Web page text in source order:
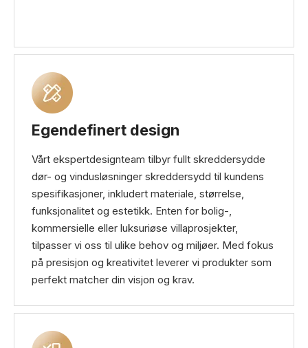
Egendefinert design
Vårt ekspertdesignteam tilbyr fullt skreddersydde
dør- og vindusløsninger skreddersydd til kundens
spesifikasjoner, inkludert materiale, størrelse,
funksjonalitet og estetikk. Enten for bolig-,
kommersielle eller luksuriøse villaprosjekter,
tilpasser vi oss til ulike behov og miljøer. Med fokus
på presisjon og kreativitet leverer vi produkter som
perfekt matcher din visjon og krav.